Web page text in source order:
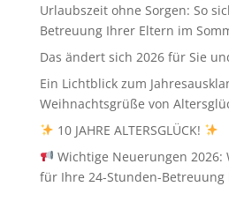
Urlaubszeit ohne Sorgen: So
Betreuung Ihrer Eltern im
Das ändert sich 2026 für Sie
Ein Lichtblick zum
Weihnachtsgrüße von
10 JAHRE ALTERSGLÜCK!
Wichtige Neuerungen 2026:
für Ihre 24-Stunden-Betreuung